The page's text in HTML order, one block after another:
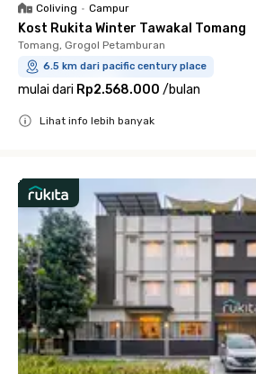
Coliving • Campur
Kost Rukita Winter Tawakal Tomang
Tomang, Grogol Petamburan
6.5 km dari pacific century place
mulai dari Rp2.568.000 /bulan
Lihat info lebih banyak